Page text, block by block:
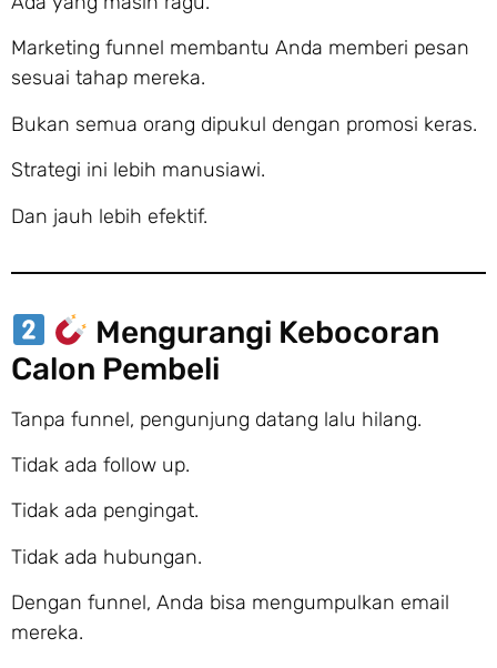
Marketing funnel membantu Anda memberi pesan
sesuai tahap mereka.
Bukan semua orang dipukul dengan promosi keras.
Strategi ini lebih manusiawi.
Dan jauh lebih efektif.
Mengurangi Kebocoran
Calon Pembeli
Tanpa funnel, pengunjung datang lalu hilang.
Tidak ada follow up.
Tidak ada pengingat.
Tidak ada hubungan.
Dengan funnel, Anda bisa mengumpulkan email
mereka.